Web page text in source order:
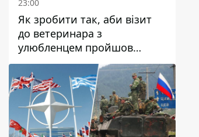
23:00
Як зробити так, аби візит
до ветеринара з
улюбленцем пройшов
спокійно: прості поради